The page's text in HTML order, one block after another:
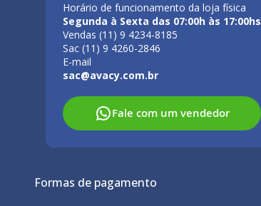
Horário de funcionamento da loja física
Segunda à Sexta das 07:00h às 17:00hs
Vendas (11) 9 4234-8185
Sac (11) 9 4260-2846
E-mail
sac@avacy.com.br
Fale com um vendedor
Formas de pagamento